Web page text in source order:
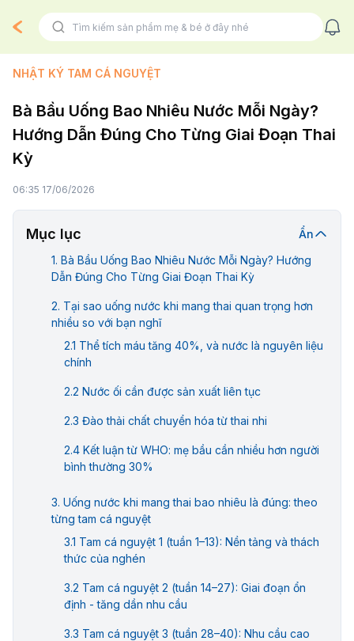
NHẬT KÝ TAM CÁ NGUYỆT
Bà Bầu Uống Bao Nhiêu Nước Mỗi Ngày?
Hướng Dẫn Đúng Cho Từng Giai Đoạn Thai
Kỳ
06:35 17/06/2026
Mục lục
Ẩn
Bà Bầu Uống Bao Nhiêu Nước Mỗi Ngày? Hướng
Dẫn Đúng Cho Từng Giai Đoạn Thai Kỳ
Tại sao uống nước khi mang thai quan trọng hơn
nhiều so với bạn nghĩ
Thể tích máu tăng 40%, và nước là nguyên liệu
chính
Nước ối cần được sản xuất liên tục
Đào thải chất chuyển hóa từ thai nhi
Kết luận từ WHO: mẹ bầu cần nhiều hơn người
bình thường 30%
Uống nước khi mang thai bao nhiêu là đúng: theo
từng tam cá nguyệt
Tam cá nguyệt 1 (tuần 1–13): Nền tảng và thách
thức của nghén
Tam cá nguyệt 2 (tuần 14–27): Giai đoạn ổn
định - tăng dần nhu cầu
Tam cá nguyệt 3 (tuần 28–40): Nhu cầu cao